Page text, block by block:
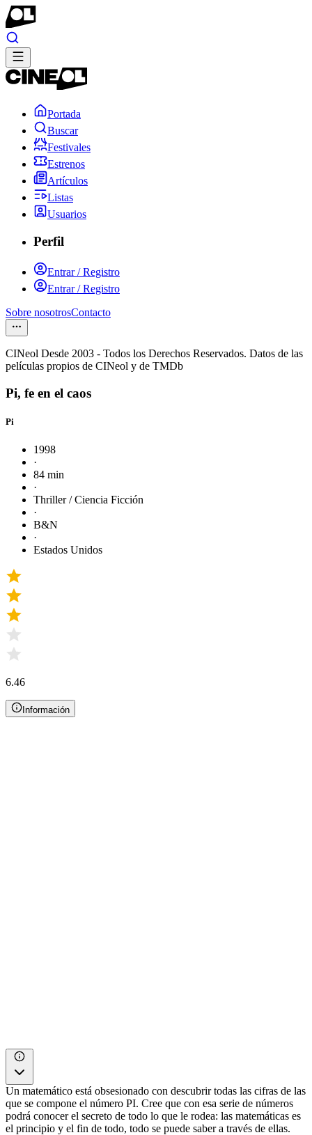
Portada
Buscar
Festivales
Estrenos
Artículos
Listas
Usuarios
Perfil
Entrar / Registro
Entrar / Registro
Sobre nosotrosContacto
CINeol Desde 2003 - Todos los Derechos Reservados. Datos de las
películas propios de CINeol y de TMDb
Pi, fe en el caos
Pi
1998
·
84 min
·
Thriller / Ciencia Ficción
·
B&N
·
Estados Unidos
6.46
Información
Un matemático está obsesionado con descubrir todas las cifras de las
que se compone el número PI. Cree que con esa serie de números
podrá conocer el secreto de todo lo que le rodea: las matemáticas es
el principio y el fin de todo, todo se puede saber a través de ellas.